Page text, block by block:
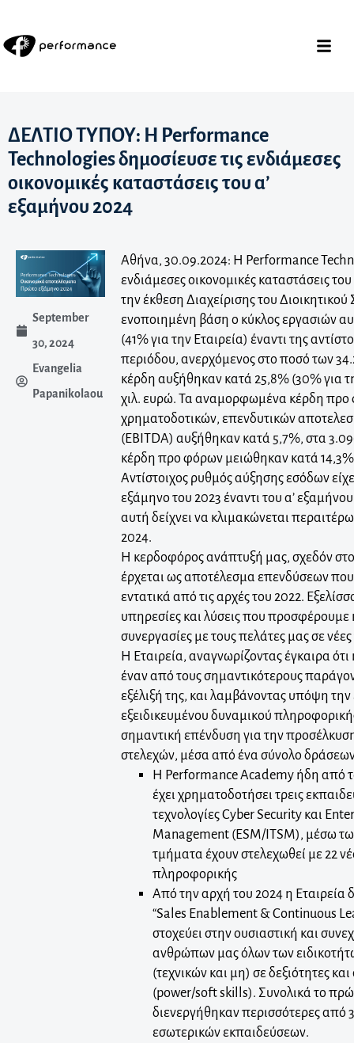
ΔΕΛΤΙΟ ΤΥΠΟΥ: Η Performance
Technologies δημοσίευσε τις ενδιάμεσες
οικονομικές καταστάσεις του α’
εξαμήνου 2024
September
30, 2024
Evangelia
Papanikolaou
Αθήνα, 30.09.2024: Η Performance
ενδιάμεσες οικονομικές καταστάσεις
την έκθεση Διαχείρισης του
ενοποιημένη βάση ο κύκλος εργασιών
(41% για την Εταιρεία) έναντι της
περιόδου, ανερχόμενος στο ποσό των
κέρδη αυξήθηκαν κατά 25,8% (30% για
χιλ. ευρώ. Τα αναμορφωμένα κέρδη
χρηματοδοτικών, επενδυτικών
(EBITDA) αυξήθηκαν κατά 5,7%, στα
κέρδη προ φόρων μειώθηκαν κατά
Αντίστοιχος ρυθμός αύξησης εσόδων είχε
εξάμηνο του 2023 έναντι του α’
αυτή δείχνει να κλιμακώνεται
2024.
Η κερδοφόρος ανάπτυξή μας, σχεδόν
έρχεται ως αποτέλεσμα επενδύσεων
εντατικά από τις αρχές του 2022.
υπηρεσίες και λύσεις που προσφέρουμε
συνεργασίες με τους πελάτες μας σε
Η Εταιρεία, αναγνωρίζοντας έγκαιρα
έναν από τους σημαντικότερους
εξέλιξή της, και λαμβάνοντας υπόψη
εξειδικευμένου δυναμικού
σημαντική επένδυση για την
στελεχών, μέσα από ένα σύνολο
Η Performance Academy ήδη από
έχει χρηματοδοτήσει τρεις
τεχνολογίες Cyber Security και
Management (ESM/ITSM), μέσω
τμήματα έχουν στελεχωθεί με 22
πληροφορικής
Από την αρχή του 2024 η Εταιρεία
“Sales Enablement & Continuous
στοχεύει στην ουσιαστική και
ανθρώπων μας όλων των
(τεχνικών και μη) σε δεξιότητες
(power/soft skills). Συνολικά το
διενεργήθηκαν περισσότερες
εσωτερικών εκπαιδεύσεων.